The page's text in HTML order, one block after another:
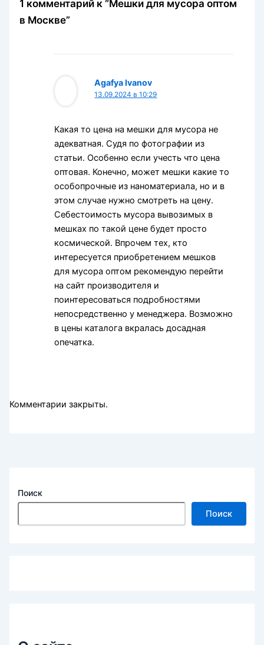
1 комментарий к “Мешки для мусора оптом
в Москве”
Agafya Ivanov
13.09.2024 в 10:29
Какая то цена на мешки для мусора не
адекватная. Судя по фотографии из
статьи. Особенно если учесть что цена
оптовая. Конечно, может мешки какие то
особопрочные из наноматериала, но и в
этом случае нужно смотреть на цену.
Себестоимость мусора вывозимых в
мешках по такой цене будет просто
космической. Впрочем тех, кто
интересуется приобретением мешков
для мусора оптом рекомендую перейти
на сайт производителя и
поинтересоваться подробностями
непосредственно у менеджера. Возможно
в цены каталога вкралась досадная
опечатка.
Комментарии закрыты.
Поиск
Поиск